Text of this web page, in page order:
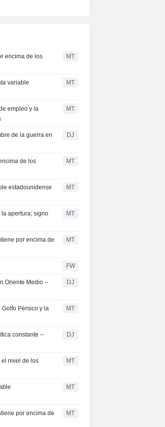
encima de los
MT
variable
MT
empleo y la
MT
de la guerra en
DJ
de los
MT
estadounidense
MT
la apertura; signo
MT
por encima de
MT
FW
Oriente Medio --
DJ
Pérsico y la
MT
constante --
DJ
el nivel de los
MT
MT
por encima de
MT